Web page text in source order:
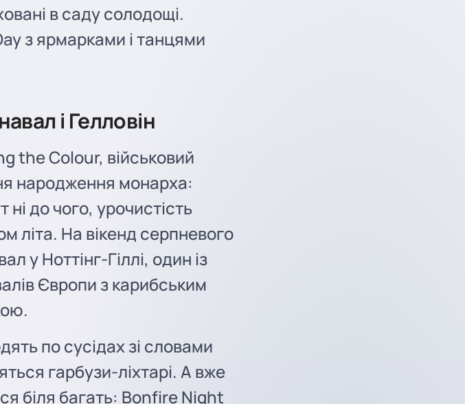
в саду солодощі.
з ярмарками і танцями
і Гелловін
the Colour, військовий
народження монарха:
до чого, урочистість
літа. На вікенд серпневого
у Ноттінг-Гіллі, один із
Європи з карибським
по сусідах зі словами
гарбузи-ліхтарі. А вже
біля багать: Bonfire Night